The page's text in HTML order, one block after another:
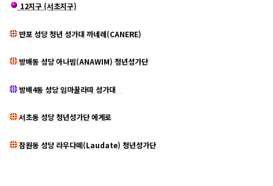
12지구 (서초지구)
반포 성당 청년 성가대 까네레(CANERE)
방배동 성당 아나빔(ANAWIM) 청년성가단
방배4동 성당 임마꿀라따 성가대
서초동 성당 청년성가단 에게로
잠원동 성당 라우다떼(Laudate) 청년성가단